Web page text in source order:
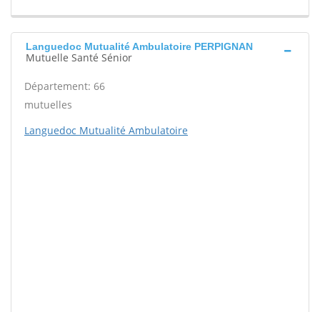
Languedoc Mutualité Ambulatoire PERPIGNAN
Mutuelle Santé Sénior
Département: 66
mutuelles
Languedoc Mutualité Ambulatoire